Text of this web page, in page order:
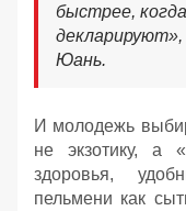
быстрее,
Юань.
И молодежь
не экзотику, а
здоровья,
пельмени как